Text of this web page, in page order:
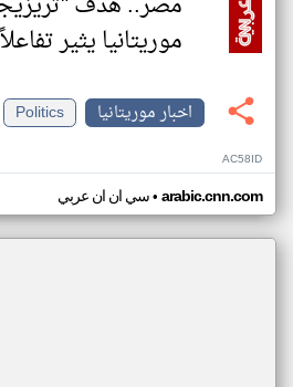
موريتانيا يثير تفاعلاً
اخبار موريتانيا
Politics
AC58ID
سي ان ان عربي• arabic.cnn.com